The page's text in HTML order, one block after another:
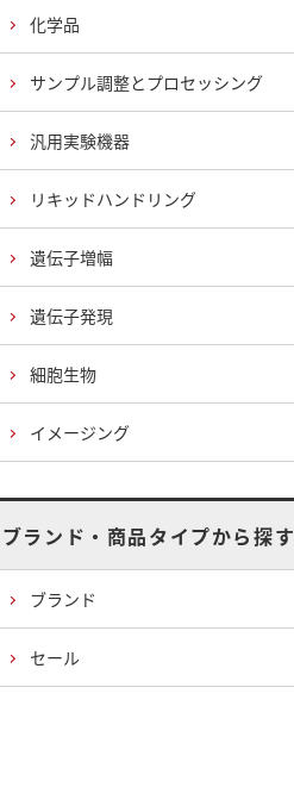
化学品
サンプル調整とプロセッシング
汎用実験機器
リキッドハンドリング
遺伝子増幅
遺伝子発現
細胞生物
イメージング
ブランド・商品タイプから探す
ブランド
セール